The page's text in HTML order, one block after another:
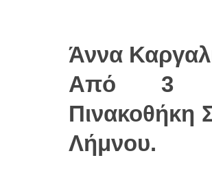
Άννα
Από 3
Πινακοθήκη
Λήμνου.